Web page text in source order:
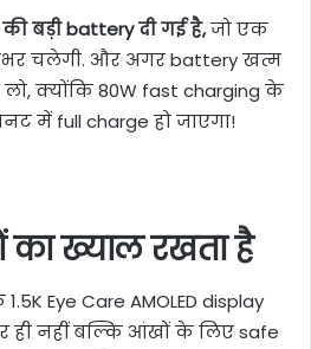
बड़ी battery दी गई है,जो एक
चलेगी. और अगर battery खत्म
लो, क्योंकि 80W fast charging के
में full charge हो जाएगा!
ख्याल रखता है
Eye Care AMOLED display
ही नहीं बल्कि आंखों के लिए safe